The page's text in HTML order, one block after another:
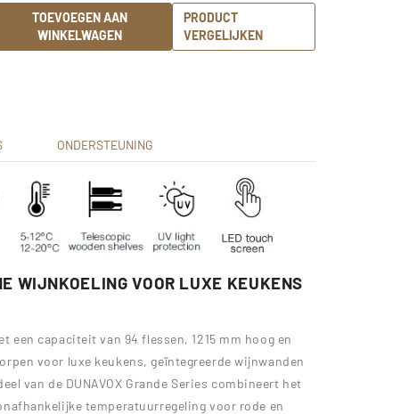
TOEVOEGEN AAN
WINKELWAGEN
PRODUCT
VERGELIJKEN
ONDERSTEUNING
WIJNKOELING VOOR LUXE KEUKENS
een capaciteit van 94 flessen, 1215 mm hoog en
voor luxe keukens, geïntegreerde wijnwanden
van de DUNAVOX Grande Series combineert het
temperatuurregeling voor rode en